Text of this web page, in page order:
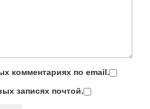
комментариях по email.
записях почтой.